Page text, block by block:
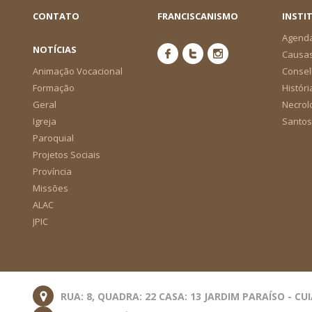
CONTATO FRANCISCANISMO
Santos
NOTÍCIAS
Animação Vocacional
Formação
Geral
Igreja
Paroquial
Projetos Sociais
Província
Missões
ALAC
JPIC
RUA: 8, QUADRA: 22 CASA: 13 JARDIM PARAÍSO -